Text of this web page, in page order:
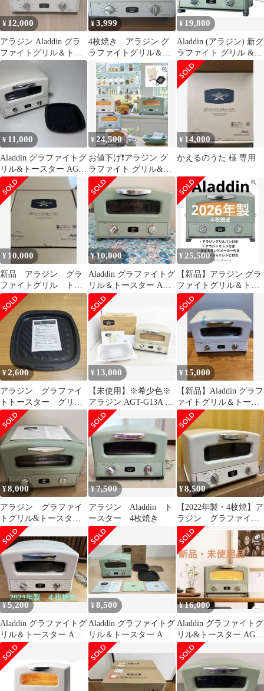
¥ 12,000
アラジン Aladdin グラ
ファイトグリル＆トー
スター AGT-G13A
¥3,999
4枚焼き アラジン グ
ラファイトグリル＆ト
ースター 2020年製
ジャンク品
¥ 19,800
Aladdin (アラジン) 新グ
ラファイト グリル &
トースター 4枚焼き 180
度回転焼き網 レシピブ
ック グリルパン付き
[遠赤グラファイト 搭
載] グリーン AGT-
¥ 11,000
Aladdin グラファイトグ
リル&トースター AGT-
G13A【080701】
¥24,500
お値下げ❗️アラジン グ
ラファイト グリル&ト
ースター 食パン４枚焼
き特別セット
¥ 14,000
かえるのうた 様 専用
¥ 10,000
新品 アラジン グラ
ファイトグリル トー
スター
¥10,000
Aladdin グラファイトグ
リル＆トースター AGT-
G13A
¥ 25,500
【新品】アラジン グラ
ファイトグリル＆トー
スター 4枚焼き
¥2,600
アラジン グラファイ
トトースター グリル
パン
¥ 13,000
【未使用】※希少色※
アラジン AGT-G13A グ
ラファイトグリル＆ト
ースター 4枚焼き 管理
番号:A367
¥ 15,000
【新品】Aladdin グラフ
ァイトグリル＆トース
ター AGT-G13A(W)
¥8,000
アラジン グラファイ
トグリル&トースタ
ー AGT-G13A
¥7,500
アラジン Aladdin ト
ースター 4枚焼き
¥8,500
【2022年製・4枚焼】ア
ラジン グラファイト
グリル&トースター
¥5,200
Aladdin グラファイトグ
リル＆トースター AGT-
G13A 本体
¥8,500
Aladdin グラファイトグ
リル＆トースター AGT-
G13A
¥16,000
Aladdin グラファイトグ
リル&トースター AGT-
G13A(G) ４枚焼き